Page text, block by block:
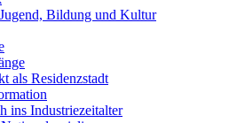
Bildung und Kultur
als Residenzstadt
ins Industriezeitalter